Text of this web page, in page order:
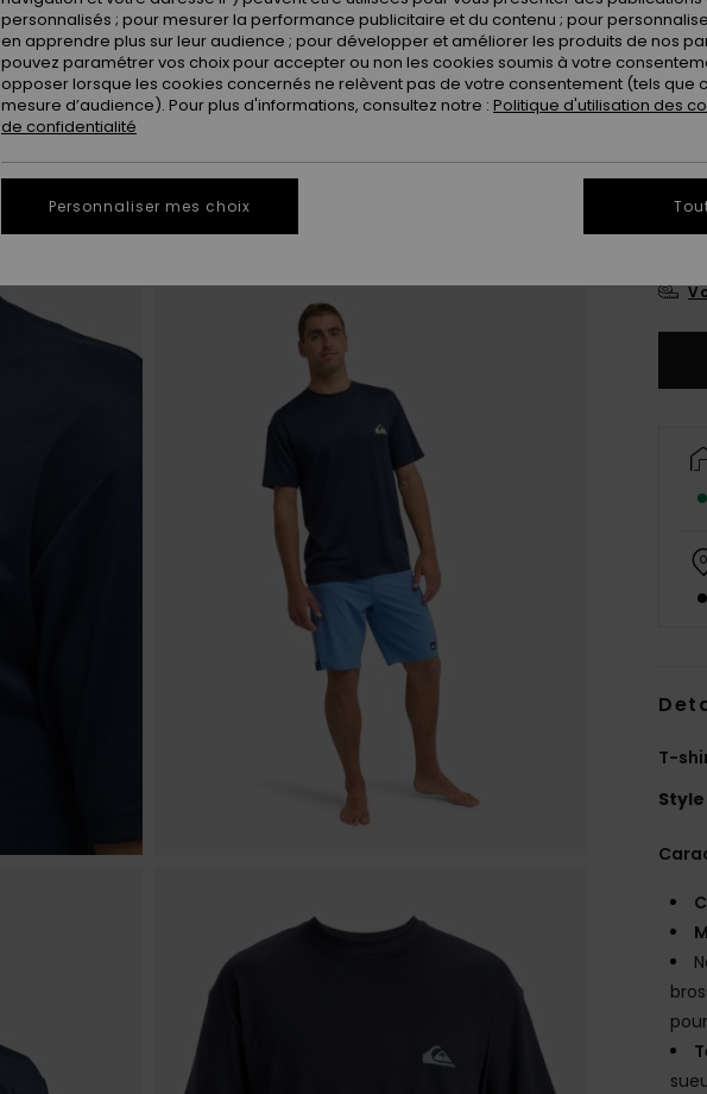
XS
T-
Style
personnalisés ; pour mesurer la performance publicitaire et du contenu ; pour
en apprendre plus sur leur audience ; pour développer et améliorer les produits de nos
pouvez paramétrer vos choix pour accepter ou non les cookies soumis à votre
opposer lorsque les cookies concernés ne relèvent pas de votre consentement (tels que
mesure d’audience). Pour plus d'informations, consultez notre : Politique d'utilisation des
de confidentialité
Personnaliser mes choix